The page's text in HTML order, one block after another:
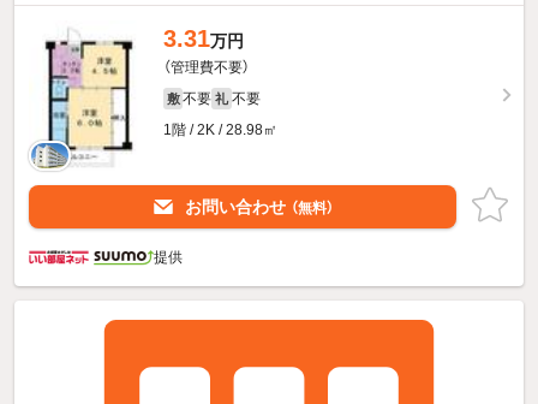
3.31万円
（管理費不要）
敷 不要 礼 不要
1階 / 2K / 28.98㎡
お問い合わせ （無料）
提供